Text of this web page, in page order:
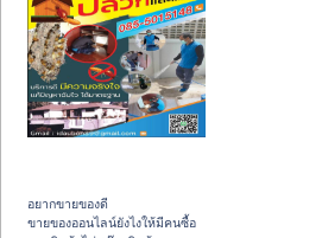
อยากขายของดี
ขายของออนไลน์ยังไงให้มีคนซื้อ